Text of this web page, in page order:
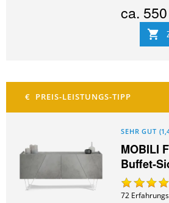
ca.
SEHR GUT (
MOBILI
Buffet-
72